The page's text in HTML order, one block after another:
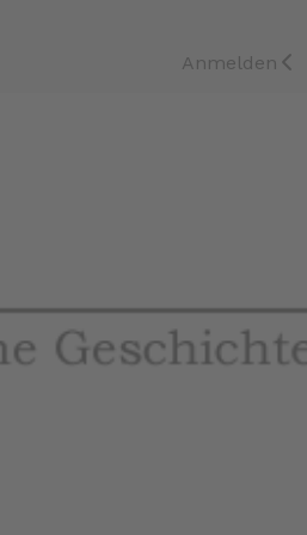
Anmelden